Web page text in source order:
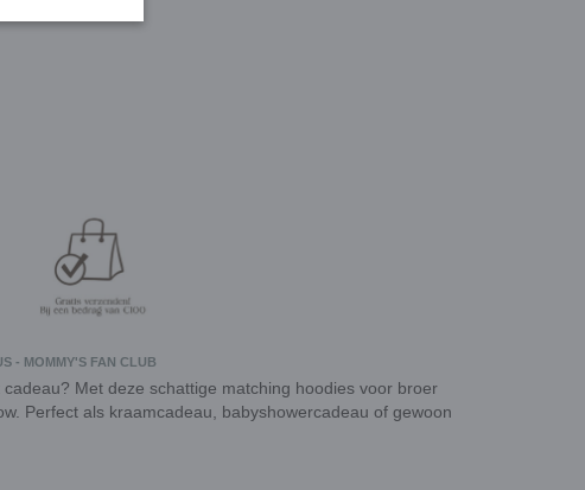
- MOMMY'S FAN CLUB
Met deze schattige matching hoodies voor broer
Perfect als kraamcadeau, babyshowercadeau of gewoon